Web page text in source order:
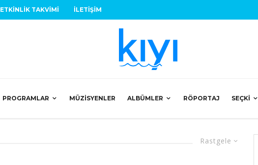
ETKINLIK TAKVIMI İLETIŞIM
PROGRAMLAR MÜZISYENLER ALBÜMLER RÖPORTAJ SEÇKI
Rastgele